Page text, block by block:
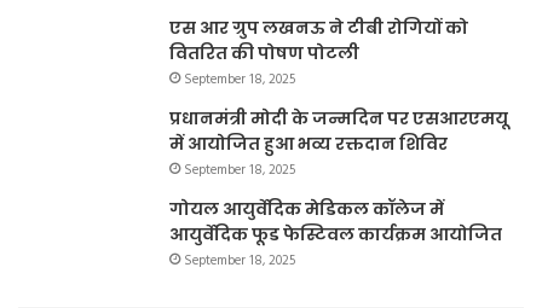
एस आर ग्रुप लखनऊ ने टीबी रोगियों को
वितरित की पोषण पोटली
September 18, 2025
प्रधानमंत्री मोदी के जन्मदिन पर एसआरएमयू
में आयोजित हुआ भव्य रक्तदान शिविर
September 18, 2025
गोयल आयुर्वेदिक मेडिकल कॉलेज में
आयुर्वेदिक फूड फेस्टिवल कार्यक्रम आयोजित
September 18, 2025